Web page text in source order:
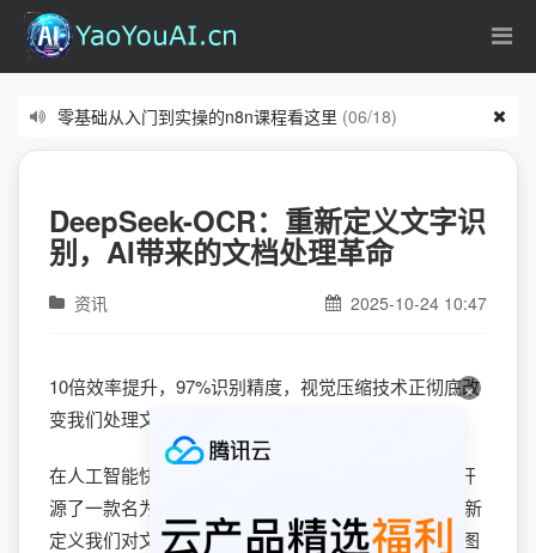
零基础从入门到实操的n8n课程看这里 (06/18)
DeepSeek-OCR：重新定义文字识
别，AI带来的文档处理革命
资讯 2025-10-24 10:47
10倍效率提升，97%识别精度，视觉压缩技术正彻底改
变我们处理文档的方式。
在人工智能快速发展的2025年10月，DeepSeek公司开
源了一款名为DeepSeek-OCR的创新产品，它正在重新
定义我们对文字识别的认知。这不仅仅是一个简单的图
×